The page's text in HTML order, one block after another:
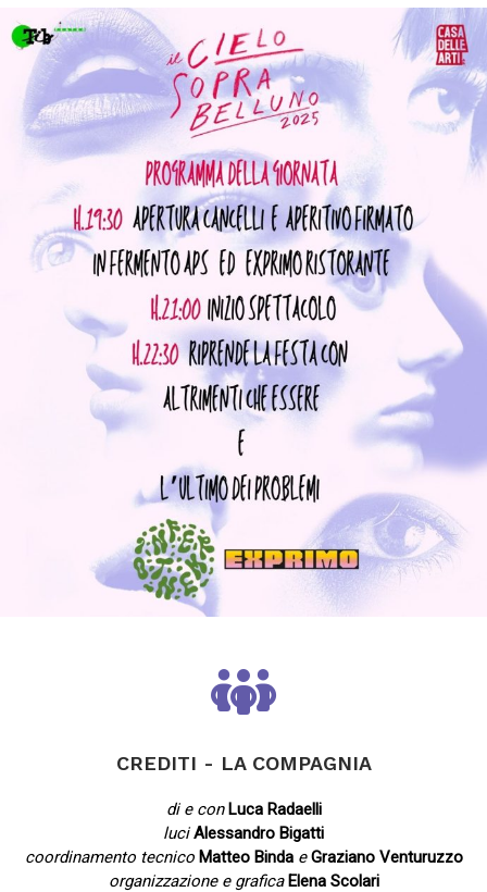
CREDITI - LA COMPAGNIA
di e conLuca Radaelli
luciAlessandro Bigatti
coordinamento tecnico Matteo Binda eGraziano Venturuzzo
organizzazione e graficaElena Scolari